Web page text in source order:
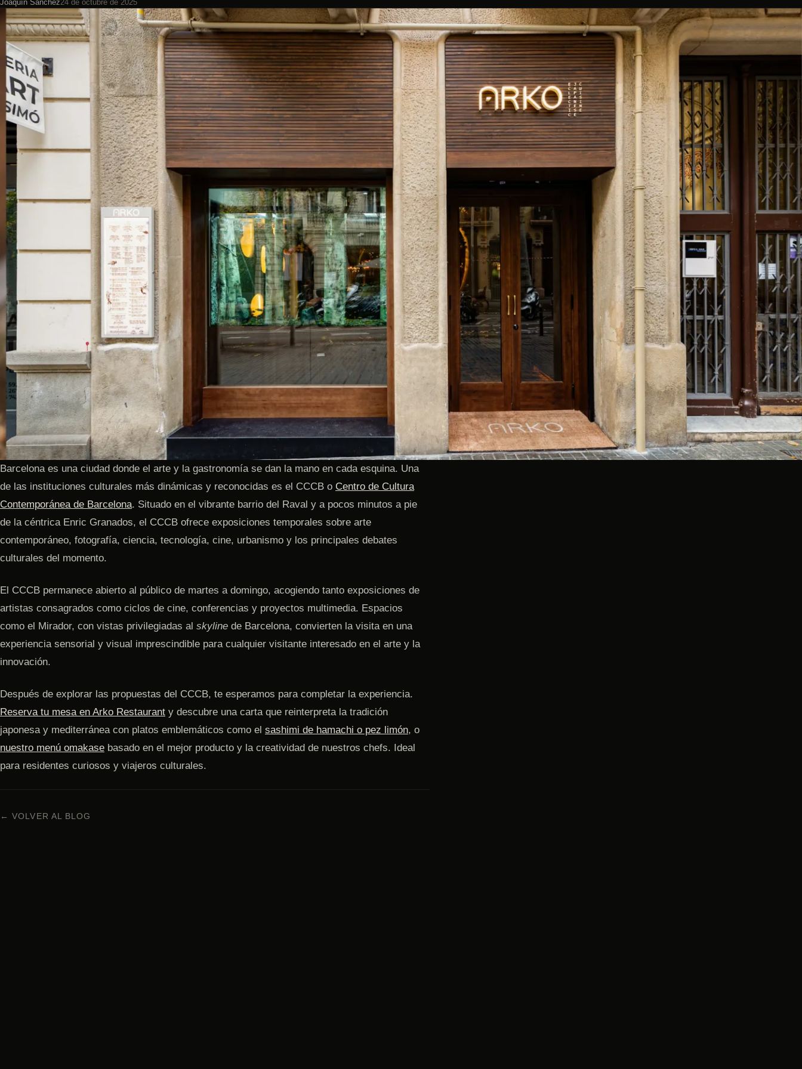
Joaquín Sánchez24 de octubre de 2025
Barcelona es una ciudad donde el arte y la gastronomía se dan la mano en cada esquina. Una
de las instituciones culturales más dinámicas y reconocidas es el CCCB o Centro de Cultura
Contemporánea de Barcelona. Situado en el vibrante barrio del Raval y a pocos minutos a pie
de la céntrica Enric Granados, el CCCB ofrece exposiciones temporales sobre arte
contemporáneo, fotografía, ciencia, tecnología, cine, urbanismo y los principales debates
culturales del momento.
El CCCB permanece abierto al público de martes a domingo, acogiendo tanto exposiciones de
artistas consagrados como ciclos de cine, conferencias y proyectos multimedia. Espacios
como el Mirador, con vistas privilegiadas al skyline de Barcelona, convierten la visita en una
experiencia sensorial y visual imprescindible para cualquier visitante interesado en el arte y la
innovación.
Después de explorar las propuestas del CCCB, te esperamos para completar la experiencia.
Reserva tu mesa en Arko Restaurant y descubre una carta que reinterpreta la tradición
japonesa y mediterránea con platos emblemáticos como el sashimi de hamachi o pez limón, o
nuestro menú omakase basado en el mejor producto y la creatividad de nuestros chefs. Ideal
para residentes curiosos y viajeros culturales.
← VOLVER AL BLOG